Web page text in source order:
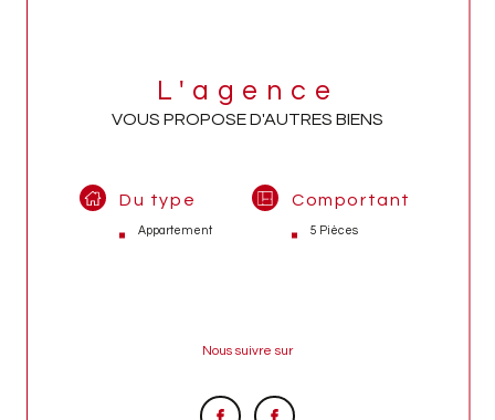
L'agence
VOUS PROPOSE D'AUTRES BIENS
Du type
Appartement
Comportant
5 Pièces
Nous suivre sur